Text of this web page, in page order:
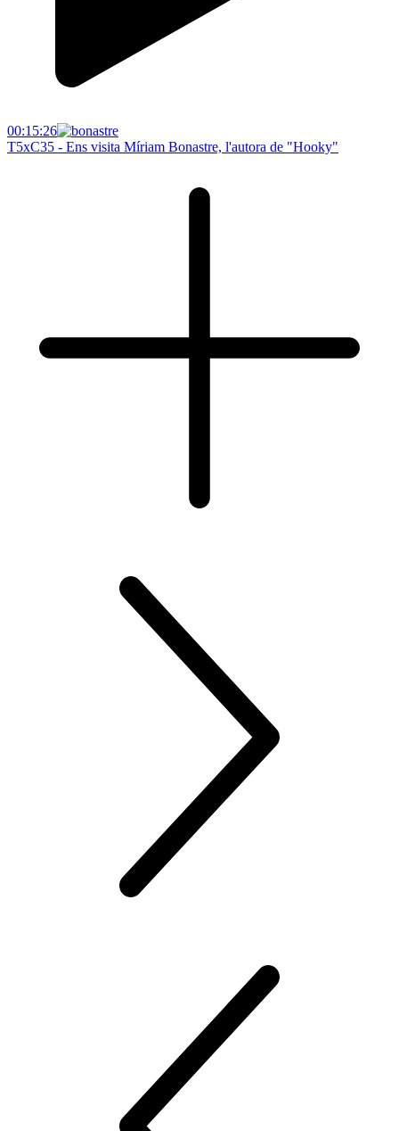
00:15:26
T5xC35 - Ens visita Míriam Bonastre, l'autora de "Hooky"